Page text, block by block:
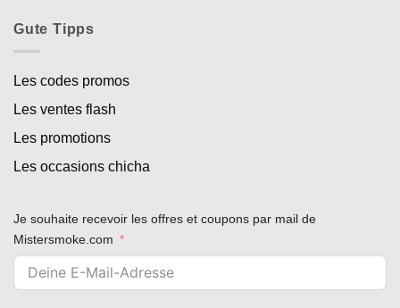
Gute Tipps
Les codes promos
Les ventes flash
Les promotions
Les occasions chicha
Je souhaite recevoir les offres et coupons par mail de
Mistersmoke.com